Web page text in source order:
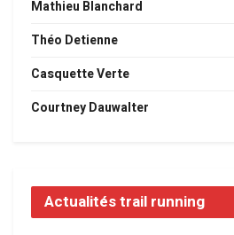
Mathieu Blanchard
Théo Detienne
Casquette Verte
Courtney Dauwalter
Actualités trail running